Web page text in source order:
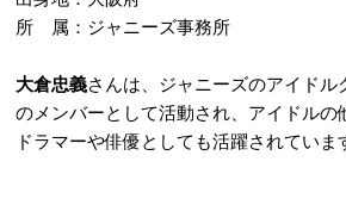
所 属：ジャニーズ事務所
大倉忠義さんは、ジャニーズのアイド
のメンバーとして活動され、アイドルの
ドラマーや俳優としても活躍されていま